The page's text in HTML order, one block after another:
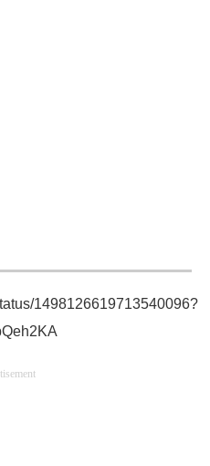
1498126619713540096?